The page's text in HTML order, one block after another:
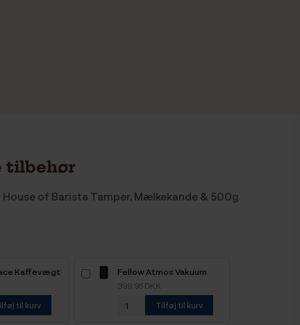
tilbehør
House of Barista Tamper, Mælkekande & 500g
Kaffevægt
til kurv
Fellow Atmos Vakuum
Kaffebeholder Sort 1,2 L
399,95 DKK
Tilføj til kurv